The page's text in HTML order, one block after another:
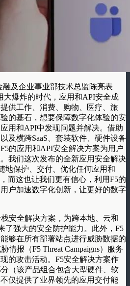
及企业事业部技术总监陈亮表
大爆炸的时代，应用和API安全成
供工作、消费、购物、医疗、旅
的基石，想要保障数字化体验的安
用和API中发现问题并解决。借助
及横跨SaaS、套装软件、硬件设备
的应用和API安全解决方案为用户
我们这次发布的全新应用安全解决
地保护、交付、优化任何应用和
而这也让我们更有信心，利用F5的
户加速数字化创新，让更好的数字
安全解决方案，为跨本地、云和
了强大的安全防护能力。此外，F5
够在所有部署站点进行威胁数据的
情报（F5 Threat Campaigns）服务
的攻击活动。F5安全解决方案作
（该产品组合包含大型硬件、软
仅提供了业界领先的应用交付能